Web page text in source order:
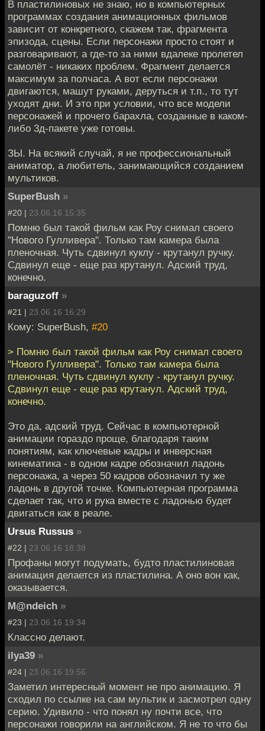
В пластилиновых не знаю, но в компьютерных
программах создания анимационных фильмов
зависит от конкретного, скажем так, фрагмента
эпизода, сцены. Если персонажи просто стоят и
разговаривают, а где-то за ними вдалеке пролетел
самолёт - никаких проблем. Фрагмент делается
максимум за полчаса. А вот если персонажи
двигаются, машут руками, деруться и т.п., то тут
уходят дни. И это при условии, что все модели
персонажей и прочего барахла, созданные в каком-
либо 3д-пакете уже готовы.
ЗЫ. На всякий случай, я не профессиональный
аниматор, а любитель, занимающийся созданием
мультиков.
SuperBush »
#20 | 23.06.16 15:35
Помню был такой фильм как Роу снимал своего
"Нового Гулливера". Только там камера была
пленочная. Чуть сдвинул куклу - крутанул ручку.
Сдвинул еще - еще раз крутанул. Адский труд,
конечно.
baraguzoff »
#21 | 23.06.16 16:29
Кому: SuperBush, #20
> Помню был такой фильм как Роу снимал своего
"Нового Гулливера". Только там камера была
пленочная. Чуть сдвинул куклу - крутанул ручку.
Сдвинул еще - еще раз крутанул. Адский труд,
конечно.
Это да, адский труд. Сейчас в компьютерной
анимации гораздо проще, благодаря таким
понятиям, как ключевые кадры и инверсная
кинематика - в одном кадре обозначил ладонь
персонажа, а через 50 кадров обозначил ту же
ладонь в другой точке. Компьютерная программа
сделает так, что и рука вместе с ладонью будет
двигаться как в реале.
Ursus Russus »
#22 | 23.06.16 18:38
Профаны могут подумать, будто пластилиновая
анимация делается из пластилина. А оно вон как,
оказывается.
M@ndeich »
#23 | 23.06.16 19:34
Классно делают.
ilya39 »
#24 | 23.06.16 19:56
Заметил интересный момент не про анимацию. Я
сходил по ссылке на сам мультик и засмотрел одну
серию. Удивило - что понял ну почти все, что
персонажи говорили на английском. Я не то что бы